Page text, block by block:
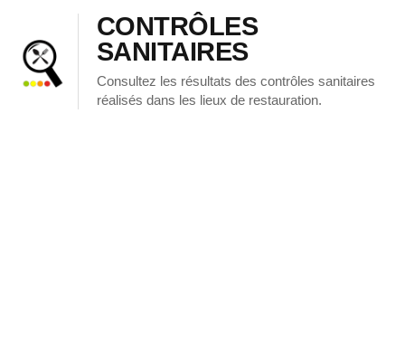
CONTRÔLES
SANITAIRES
Consultez les résultats des contrôles sanitaires
réalisés dans les lieux de restauration.